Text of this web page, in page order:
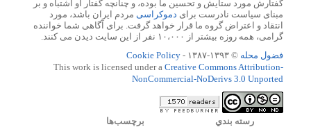
گفتارش مورد ستایش و تحسین ما بوده، و چنانچه گفتار او اشتباه و بر
مبنای سیاست نادرست برای دموکراسی مردم ایران باشد، مورد
انتقاد و اعتراض گروه ما قرار خواهد گرفت. برای آگاهی شما خواننده
گرامی، همه روزه بیشتر از ۱۰،۰۰۰ نفر از این سایت دیدن می کنند.
فضول محله © ۱۳۹۳-۱۳۸۷ -
Cookie Policy
This work is licensed under a Creative Commons Attribution-
NonCommercial-NoDerivs 3.0 Unported
رسته بندي برچسب‌ها